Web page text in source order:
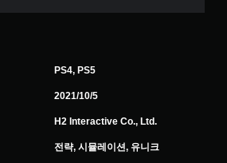
PS4, PS5
2021/10/5
H2 Interactive Co., Ltd.
전략, 시뮬레이션, 유니크